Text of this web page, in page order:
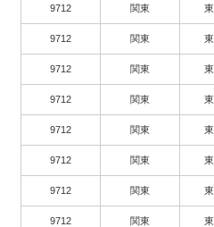
9712 関東
9712 関東
9712 関東
9712 関東
9712 関東
9712 関東
9712 関東
9712 関東